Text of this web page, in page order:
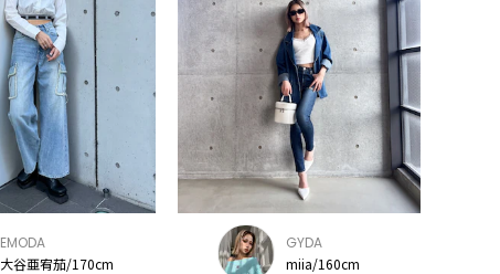
EMODA
大谷亜宥茄/170cm
GYDA
miia/160cm